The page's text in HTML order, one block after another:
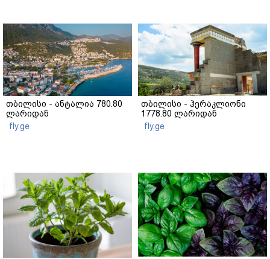
თბილისი - ანტალია 780.80
ლარიდან
fly.ge
თბილისი - ჰერაკლიონი
1778.80 ლარიდან
fly.ge